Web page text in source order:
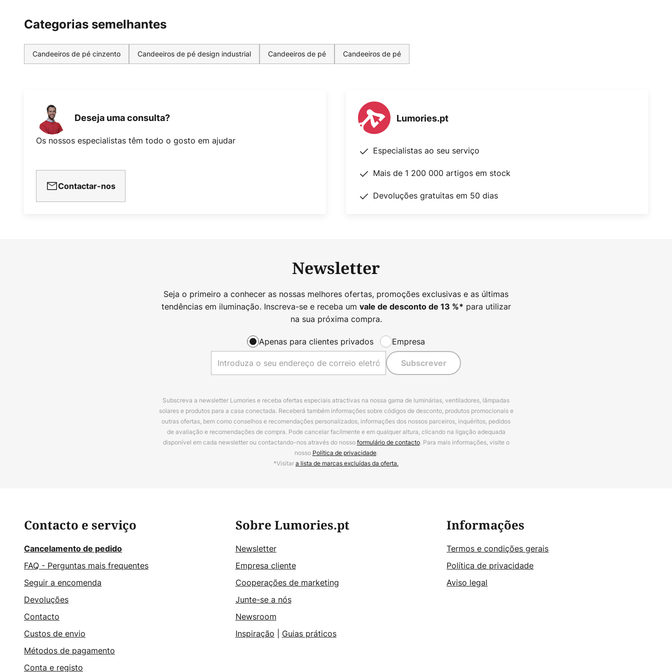
Categorias semelhantes
Candeeiros de pé cinzento Candeeiros de pé design industrial Candeeiros de pé Candeeiros de pé
Deseja uma consulta?
Os nossos especialistas têm todo o gosto em ajudar
Contactar-nos
Lumories.pt
Especialistas ao seu serviço
Mais de 1 200 000 artigos em stock
Devoluções gratuitas em 50 dias
Newsletter
Seja o primeiro a conhecer as nossas melhores ofertas, promoções exclusivas e as últimas
tendências em iluminação. Inscreva-se e receba um vale de desconto de 13 %* para utilizar
na sua próxima compra.
Apenas para clientes privados Empresa
Subscrever
Subscreva a newsletter Lumories e receba ofertas especiais atractivas na nossa gama de luminárias, ventiladores, lâmpadas
solares e produtos para a casa conectada. Receberá também informações sobre códigos de desconto, produtos promocionais e
outras ofertas, bem como conselhos e recomendações personalizados, informações dos nossos parceiros, inquéritos, pedidos
de avaliação e recomendações de compra. Pode cancelar facilmente e em qualquer altura, clicando na ligação adequada
disponível em cada newsletter ou contactando-nos através do nossoformulário de contacto. Para mais informações, visite o
nosso Política de privacidade.
*Visitara lista de marcas excluídas da oferta.
Contacto e serviço
Cancelamento de pedido
FAQ - Perguntas mais frequentes
Seguir a encomenda
Devoluções
Contacto
Custos de envio
Métodos de pagamento
Conta e registo
Sobre Lumories.pt
Newsletter
Empresa cliente
Cooperações de marketing
Junte-se a nós
Newsroom
Inspiração
Guias práticos
Informações
Termos e condições gerais
Política de privacidade
Aviso legal